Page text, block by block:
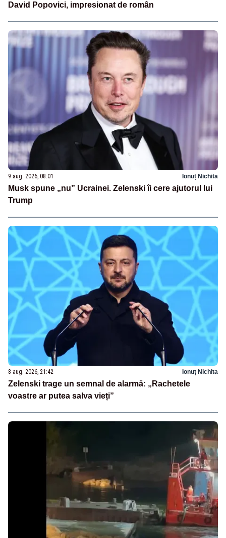
David Popovici, impresionat de român
9 aug. 2026, 08:01 Ionuț Nichita
Musk spune „nu” Ucrainei. Zelenski îi cere ajutorul lui
Trump
8 aug. 2026, 21:42 Ionuț Nichita
Zelenski trage un semnal de alarmă: „Rachetele
voastre ar putea salva vieți”